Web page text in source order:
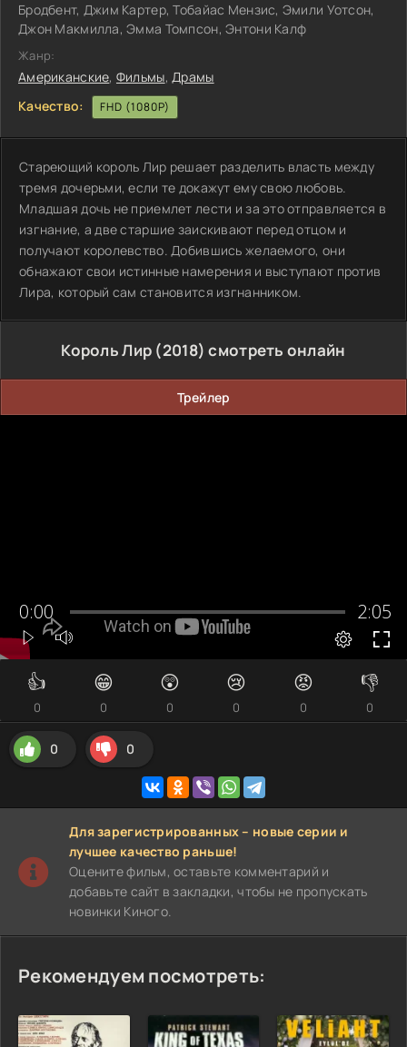
Бродбент, Джим Картер, Тобайас Мензис, Эмили Уотсон,
Джон Макмилла, Эмма Томпсон, Энтони Калф
Жанр:
Американские, Фильмы,Драмы
Качество:
FHD (1080P)
Стареющий король Лир решает разделить власть между
тремя дочерьми, если те докажут ему свою любовь.
Младшая дочь не приемлет лести и за это отправляется в
изгнание, а две старшие заискивают перед отцом и
получают королевство. Добившись желаемого, они
обнажают свои истинные намерения и выступают против
Лира, который сам становится изгнанником.
Король Лир (2018) смотреть онлайн
Трейлер
👍
0
😁
0
😲
0
😢
0
😡
0
👎
0
0 0
Для зарегистрированных – новые серии и
лучшее качество раньше!
Оцените фильм, оставьте комментарий и
добавьте сайт в закладки, чтобы не пропускать
новинки Киного.
Рекомендуем посмотреть: